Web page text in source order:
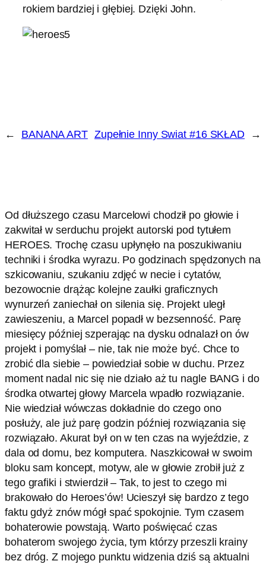
rokiem bardziej i głębiej. Dzięki John.
← BANANA ART Zupełnie Inny Swiat #16 SKŁAD →
Od dłuższego czasu Marcelowi chodził po głowie i
zakwitał w serduchu projekt autorski pod tytułem
HEROES. Trochę czasu upłynęło na poszukiwaniu
techniki i środka wyrazu. Po godzinach spędzonych na
szkicowaniu, szukaniu zdjęć w necie i cytatów,
bezowocnie drążąc kolejne zaułki graficznych
wynurzeń zaniechał on silenia się. Projekt uległ
zawieszeniu, a Marcel popadł w bezsenność. Parę
miesięcy później szperając na dysku odnalazł on ów
projekt i pomyślał – nie, tak nie może być. Chce to
zrobić dla siebie – powiedział sobie w duchu. Przez
moment nadal nic się nie działo aż tu nagle BANG i do
środka otwartej głowy Marcela wpadło rozwiązanie.
Nie wiedział wówczas dokładnie do czego ono
posłuży, ale już parę godzin później rozwiązania się
rozwiązało. Akurat był on w ten czas na wyjeździe, z
dala od domu, bez komputera. Naszkicował w swoim
bloku sam koncept, motyw, ale w głowie zrobił już z
tego grafiki i stwierdził – Tak, to jest to czego mi
brakowało do Heroes’ów! Ucieszył się bardzo z tego
faktu gdyż znów mógł spać spokojnie. Tym czasem
bohaterowie powstają. Warto poświęcać czas
bohaterom swojego życia, tym którzy przeszli krainy
bez dróg. Z mojego punktu widzenia dziś są aktualni